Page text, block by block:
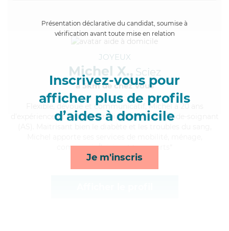
Présentation déclarative du candidat, soumise à
vérification avant toute mise en relation
Inscrivez-vous pour
afficher plus de profils
d’aides à domicile
Je m'inscris
JOYEUX
Michel X., Sciez
à 5km de chez Vous
, dévoué et communicatif, Michel a 20 ans
d'expérience et possède un diplôme d'Etat d'aide-soignant
compagnie/loisirs et transports*